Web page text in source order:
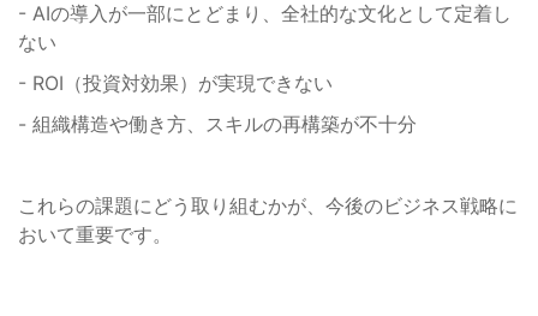
- AIの導入が一部にとどまり、全社的な文化として定着し
ない
- ROI（投資対効果）が実現できない
- 組織構造や働き方、スキルの再構築が不十分
これらの課題にどう取り組むかが、今後のビジネス戦略に
おいて重要です。